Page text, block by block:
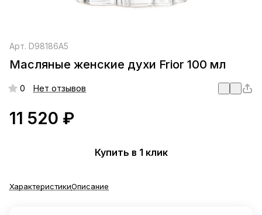
Арт. D98186A5
Масляные женские духи Frior 100 мл
0 Нет отзывов
11 520 ₽
Купить в 1 клик
ХарактеристикиОписание